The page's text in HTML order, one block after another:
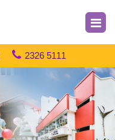
2326 5111